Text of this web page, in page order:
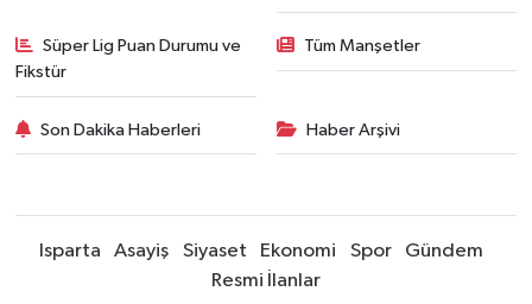
Süper Lig Puan Durumu ve
Fikstür
Tüm Manşetler
Son Dakika Haberleri Haber Arşivi
Isparta Asayiş Siyaset Ekonomi Spor
Gündem
Resmi İlanlar